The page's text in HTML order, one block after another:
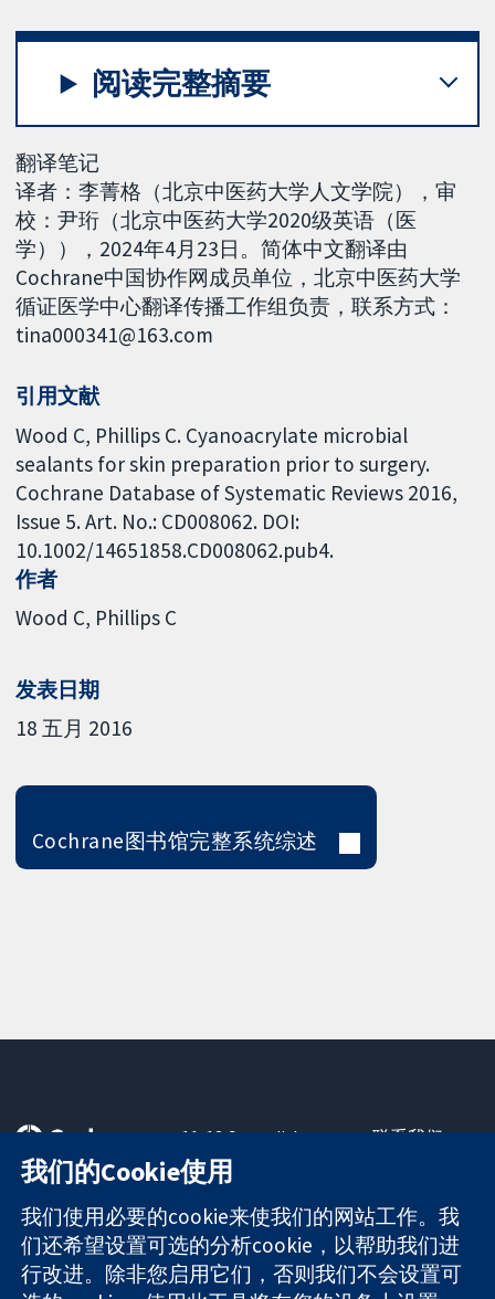
阅读完整摘要
翻译笔记
译者：李菁格（北京中医药大学人文学院），审
校：尹珩（北京中医药大学2020级英语（医
学）），2024年4月23日。简体中文翻译由
Cochrane中国协作网成员单位，北京中医药大学
循证医学中心翻译传播工作组负责，联系方式：
tina000341@163.com
引用文献
Wood C, Phillips C. Cyanoacrylate microbial
sealants for skin preparation prior to surgery.
Cochrane Database of Systematic Reviews 2016,
Issue 5. Art. No.: CD008062. DOI:
10.1002/14651858.CD008062.pub4.
作者
Wood C Phillips C
发表日期
18 五月 2016
Cochrane图书馆完整系统综述
可信任的证据
知情决定
更完善的医疗健
康
11-13 Cavendish
Square
London
W1G 0AN
United Kingdom
联系我们
关于我们
工作机会
Cochrane
Library
我们的Cookie使用
我们使用必要的cookie来使我们的网站工作。我
们还希望设置可选的分析cookie，以帮助我们进
行改进。除非您启用它们，否则我们不会设置可